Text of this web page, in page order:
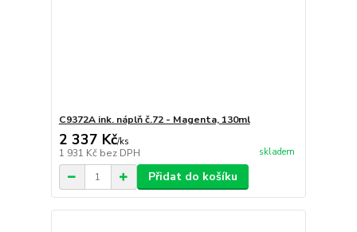
C9372A ink. náplň č.72 - Magenta, 130ml
2 337 Kč/ks
1 931 Kč bez DPH skladem
Přidat do košíku